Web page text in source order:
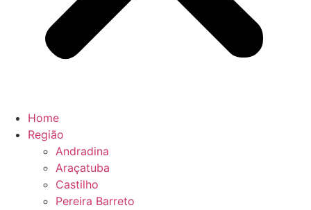
Home
Região
Andradina
Araçatuba
Castilho
Pereira Barreto